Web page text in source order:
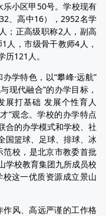
小区甲50号。学校现有
、高中16），2952名学
；正高级职称2人，副高
人，市级骨干教师4人，
121人。
学特色，以“攀峰·远航”
现代融合”的办学目标，
展打基础 发展个性育人
”观念。学校的办学特点
合的办学模式和学校、社
国篮球、足球、排球、冰
校，是北京市教委首批
学校教育集团九所成员校
这一优质资源成立景山
风、高远严谨的工作格